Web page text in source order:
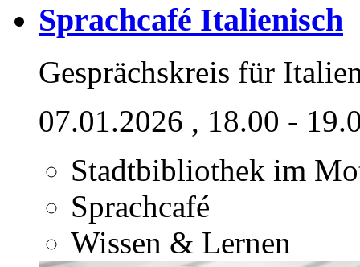
Sprachcafé Italienisch
Gesprächskreis für
07.01.2026 , 18.00 -
Stadtbibliothek im
Sprachcafé
Wissen & Lernen